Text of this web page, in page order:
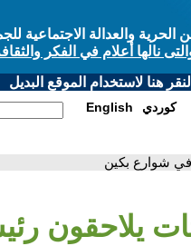
والعدالة الاجتماعية
نالها أعلام في الفكر
هنا لاستخدام الموقع البديل
English كوردي
في شوارع بكين
يلاحقون